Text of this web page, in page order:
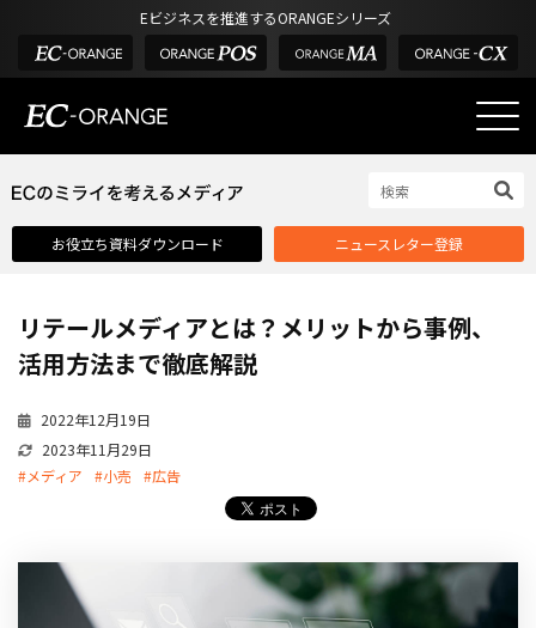
Eビジネスを推進するORANGEシリーズ
選ばれる理由
課題解決例
機能一覧
外部サービス連携
インフラ環境・サポート
特長
お役立ち資料ダウンロード ニュースレター登録
リテールメディアとは？メリットから事例、
活用方法まで徹底解説
2022年12月19日
2023年11月29日
#メディア
#小売 #広告